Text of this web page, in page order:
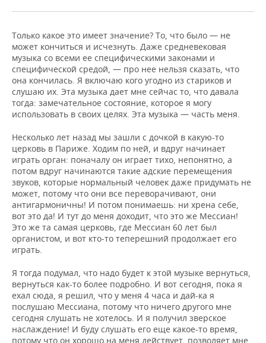
Только какое это имеет значение? То, что было — не
может кончиться и исчезнуть. Даже средневековая
музыка со всеми ее специфическими законами и
специфической средой, — про нее нельзя сказать, что
она кончилась. Я включаю кого угодно из стариков и
слушаю их. Эта музыка дает мне сейчас то, что давала
тогда: замечательное состояние, которое я могу
использовать в своих целях. Эта музыка — часть меня.
Несколько лет назад мы зашли с дочкой в какую-то
церковь в Париже. Ходим по ней, и вдруг начинает
играть орган: поначалу он играет тихо, непонятно, а
потом вдруг начинаются такие адские перемещения
звуков, которые нормальный человек даже придумать не
может, потому что они все переворачивают, они
антигармоничны! И потом понимаешь: ни хрена себе,
вот это да! И тут до меня доходит, что это же Мессиан!
Это же та самая церковь, где Мессиан 60 лет был
органистом, и вот кто-то теперешний продолжает его
играть.
Я тогда подумал, что надо будет к этой музыке вернуться,
вернуться как-то более подробно. И вот сегодня, пока я
ехал сюда, я решил, что у меня 4 часа и дай-ка я
послушаю Мессиана, потому что ничего другого мне
сегодня слушать не хотелось. И я получил зверское
наслаждение! И буду слушать его еще какое-то время,
потому что он хорошо на меня действует, позволяет мне